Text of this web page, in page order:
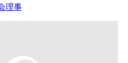
理事